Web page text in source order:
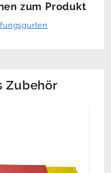
zum Produkt
Zubehör